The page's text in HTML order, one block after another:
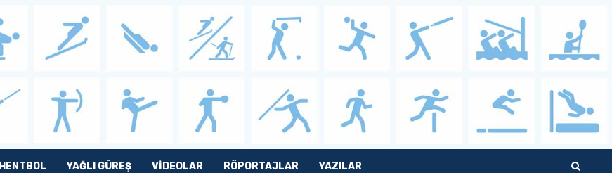
HENTBOL YAĞLI GÜREŞ VIDEOLAR RÖPORTAJLAR YAZILAR